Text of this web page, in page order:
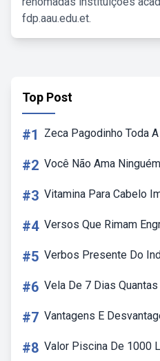
fdp.aau.edu.et.
Top Post
#1 Zeca Pagodinho Toda
#2 Você Não Ama
#3 Vitamina Para Cabelo
#4 Versos Que Rimam
#5 Verbos Presente Do
#6 Vela De 7 Dias Quantas
#7 Vantagens E
#8 Valor Piscina De 1000